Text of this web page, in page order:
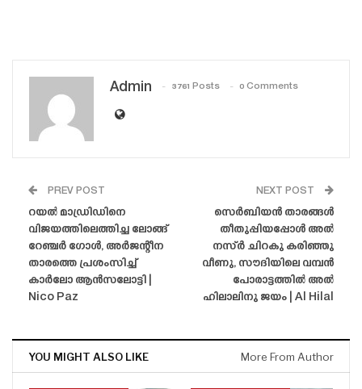
Admin 3761 Posts 0 Comments
PREV POST
റയൽ മാഡ്രിഡിനെ
വിജയത്തിലെത്തിച്ച ലോങ്ങ്
റേഞ്ചർ ഗോൾ, അർജന്റീന
താരത്തെ പ്രശംസിച്ച്
കാർലോ ആൻസലോട്ടി |
Nico Paz
NEXT POST
സെർബിയൻ താരങ്ങൾ
തീതുപ്പിയപ്പോൾ അൽ
നസ്ർ ചിറകു കരിഞ്ഞു
വീണു, സൗദിയിലെ വമ്പൻ
പോരാട്ടത്തിൽ അൽ
ഹിലാലിനു ജയം | Al Hilal
YOU MIGHT ALSO LIKE More From Author